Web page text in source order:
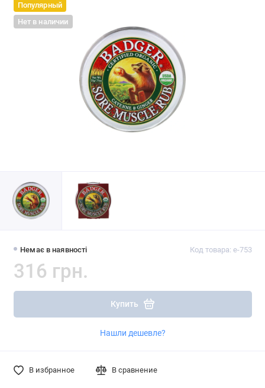
Популярный
Нет в наличии
Немає в наявності Код товара: e-753
316 грн.
Купить
Нашли дешевле?
В избранное В сравнение